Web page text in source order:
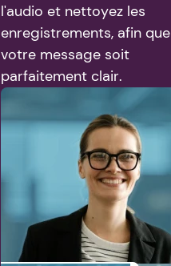
l'audio et nettoyez les
enregistrements, afin que
votre message soit
parfaitement clair.